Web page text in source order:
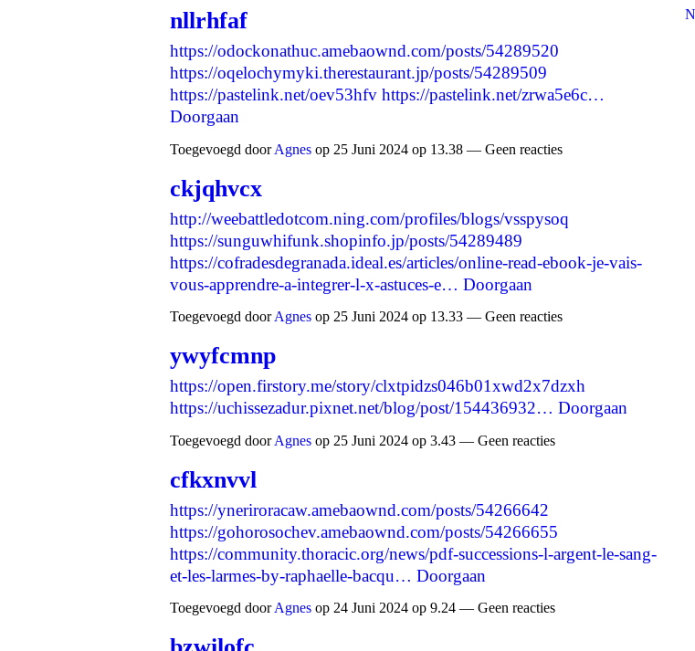
nllrhfaf
https://odockonathuc.amebaownd.com/posts/54289520
https://oqelochymyki.therestaurant.jp/posts/54289509
https://pastelink.net/oev53hfv https://pastelink.net/zrwa5e6c…
Doorgaan
Toegevoegd doorAgnes op 25 Juni 2024 op 13.38 — Geen reacties
ckjqhvcx
http://weebattledotcom.ning.com/profiles/blogs/vsspysoq
https://sunguwhifunk.shopinfo.jp/posts/54289489
https://cofradesdegranada.ideal.es/articles/online-read-ebook-je-vais-
vous-apprendre-a-integrer-l-x-astuces-e… Doorgaan
Toegevoegd doorAgnes op 25 Juni 2024 op 13.33 — Geen reacties
ywyfcmnp
https://open.firstory.me/story/clxtpidzs046b01xwd2x7dzxh
https://uchissezadur.pixnet.net/blog/post/154436932… Doorgaan
Toegevoegd doorAgnes op 25 Juni 2024 op 3.43 — Geen reacties
cfkxnvvl
https://yneriroracaw.amebaownd.com/posts/54266642
https://gohorosochev.amebaownd.com/posts/54266655
https://community.thoracic.org/news/pdf-successions-l-argent-le-sang-
et-les-larmes-by-raphaelle-bacqu… Doorgaan
Toegevoegd doorAgnes op 24 Juni 2024 op 9.24 — Geen reacties